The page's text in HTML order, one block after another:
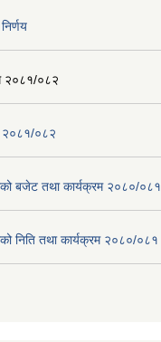
२०८१/०८२
२०८१/०८२
बजेट तथा कार्यक्रम २०८०/०८१
निति तथा कार्यक्रम २०८०/०८१